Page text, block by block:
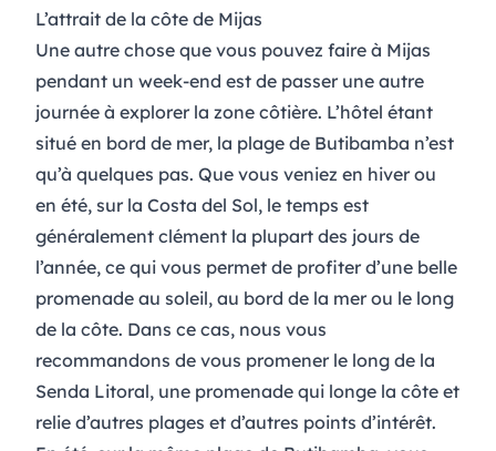
L’attrait de la côte de Mijas
Une autre chose que vous pouvez faire à Mijas
pendant un week-end est de passer une autre
journée à explorer la zone côtière. L’hôtel étant
situé en bord de mer, la plage de Butibamba n’est
qu’à quelques pas. Que vous veniez en hiver ou
en été, sur la Costa del Sol, le temps est
généralement clément la plupart des jours de
l’année, ce qui vous permet de profiter d’une belle
promenade au soleil, au bord de la mer ou le long
de la côte. Dans ce cas, nous vous
recommandons de vous promener le long de la
Senda Litoral, une promenade qui longe la côte et
relie d’autres plages et d’autres points d’intérêt.